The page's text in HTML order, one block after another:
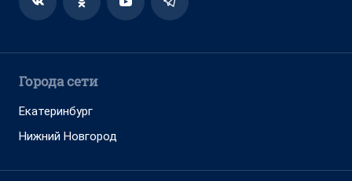
Города сети
Екатеринбург
Нижний Новгород